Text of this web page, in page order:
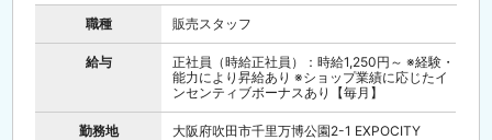
職種 販売スタッフ
給与
正社員（時給正社員）：時給1,250円～ ※経験・
能力により昇給あり ※ショップ業績に応じたイ
ンセンティブボーナスあり【毎月】
勤務地 大阪府吹田市千里万博公園2-1 EXPOCITY